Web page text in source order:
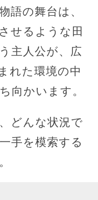
語の舞台は、
せるような田
主人公が、広
れた環境の中
向かいます。
どんな状況で
手を模索する